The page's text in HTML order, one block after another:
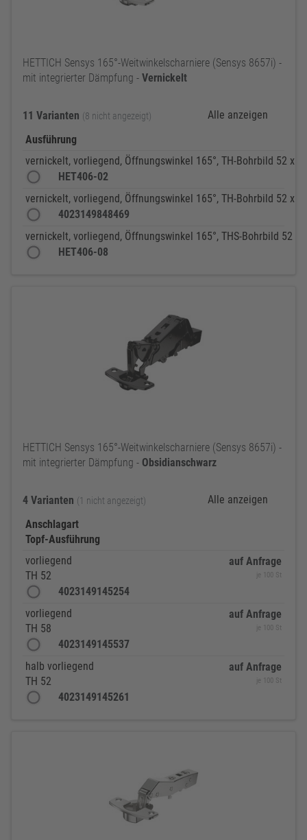
HETTICH Sensys 165°-Weitwinkelscharniere (Sensys 8657i) -
mit integrierter Dämpfung - Vernickelt
11 Varianten (8 nicht angezeigt)
Alle anzeigen
Ausführung
vernickelt, vorliegend, Öffnungswinkel 165°, TH-Bohrbild 52 x
HET406-02
vernickelt, vorliegend, Öffnungswinkel 165°, TH-Bohrbild 52 x
4023149848469
vernickelt, vorliegend, Öffnungswinkel 165°, THS-Bohrbild 52
HET406-08
HETTICH Sensys 165°-Weitwinkelscharniere (Sensys 8657i) -
mit integrierter Dämpfung - Obsidianschwarz
4 Varianten (1 nicht angezeigt)
Alle anzeigen
Anschlagart
Topf-Ausführung
vorliegend
TH 52
4023149145254
auf Anfrage
je 100 St
vorliegend
TH 58
4023149145537
auf Anfrage
je 100 St
halb vorliegend
TH 52
4023149145261
auf Anfrage
je 100 St